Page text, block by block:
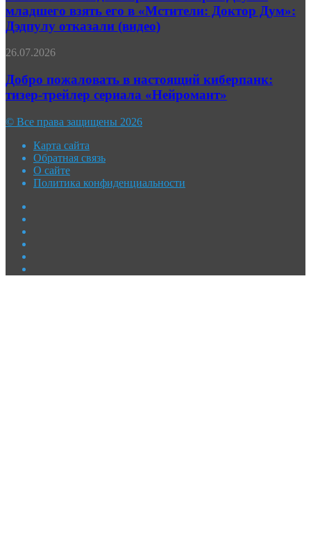
сериала
«Ричер»
Роберта
Дауни-
младшего
его
«Мстители:
Доктор
Дум»:
Дэдпулу
отказали
(видео)
младшего взять его в «Мстители: Доктор Дум»:
Дэдпулу отказали (видео)
Добро
в
настоящий
киберпанк:
трейлер
сериала
«Нейромант»
26.07.2026
Добро пожаловать в настоящий киберпанк:
тизер-трейлер сериала «Нейромант»
© Все права защищены 2026
Карта сайта
Обратная связь
О сайте
Политика конфиденциальности